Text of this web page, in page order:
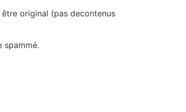
original (pas decontenus
spammé.